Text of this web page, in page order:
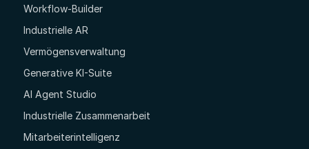
Workflow-Builder
Industrielle AR
Vermögensverwaltung
Generative KI-Suite
AI Agent Studio
Industrielle Zusammenarbeit
Mitarbeiterintelligenz